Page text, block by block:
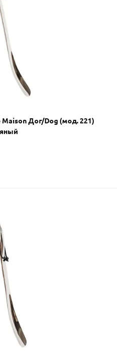
Дог/Dog (мод. 221)